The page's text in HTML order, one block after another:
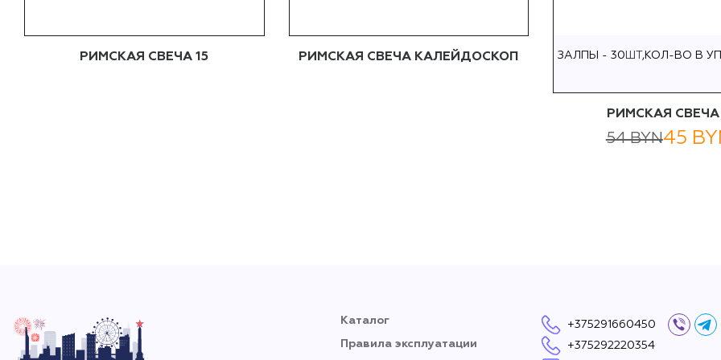
РИМСКАЯ СВЕЧА 15 РИМСКАЯ СВЕЧА КАЛЕЙДОСКОП ЗАЛПЫ - 30 ШТ,КОЛ-ВО В
РИМСКАЯ СВЕЧА
54 BYN45
Каталог
Правила эксплуатации
+375291660450
+375292220354